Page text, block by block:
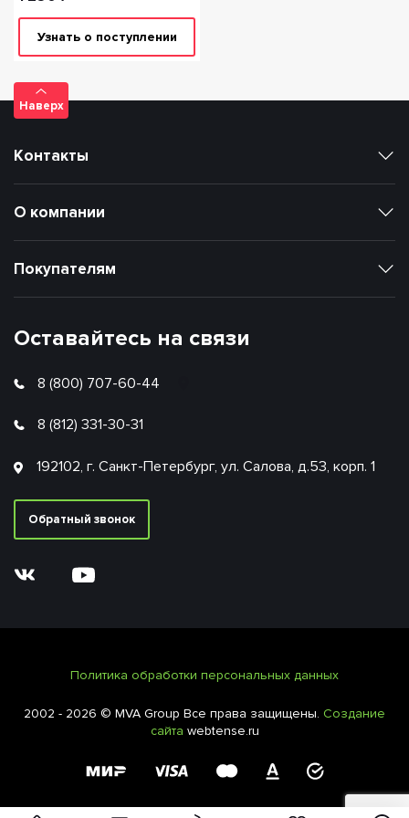
Узнать о поступлении
Наверх
Оставайтесь на связи
8 (800) 707-60-44
8 (812) 331-30-31
192102, г. Санкт-Петербург, ул. Салова, д.53, корп. 1
Обратный звонок
Покупателям
О компании
Контакты
Политика обработки персональных данных
2002 - 2026 © MVA Group Все права защищены. Создание
сайта webtense.ru